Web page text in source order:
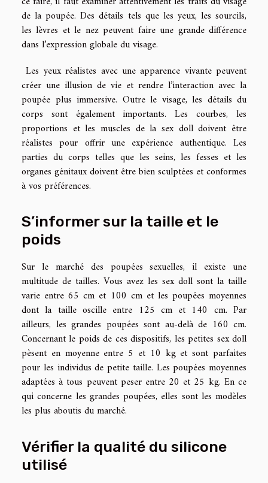
de la poupée. Des détails tels que les yeux, les sourcils,
les lèvres et le nez peuvent faire une grande différence
dans l’expression globale du visage.
Les yeux réalistes avec une apparence vivante peuvent
créer une illusion de vie et rendre l’interaction avec la
poupée plus immersive. Outre le visage, les détails du
corps sont également importants. Les courbes, les
proportions et les muscles de la sex doll doivent être
réalistes pour offrir une expérience authentique. Les
parties du corps telles que les seins, les fesses et les
organes génitaux doivent être bien sculptées et conformes
à vos préférences.
S’informer sur la taille et le
poids
Sur le marché des poupées sexuelles, il existe une
multitude de tailles. Vous avez les sex doll sont la taille
varie entre 65 cm et 100 cm et les poupées moyennes
dont la taille oscille entre 125 cm et 140 cm. Par
ailleurs, les grandes poupées sont au-delà de 160 cm.
Concernant le poids de ces dispositifs, les petites sex doll
pèsent en moyenne entre 5 et 10 kg et sont parfaites
pour les individus de petite taille. Les poupées moyennes
adaptées à tous peuvent peser entre 20 et 25 kg. En ce
qui concerne les grandes poupées, elles sont les modèles
les plus aboutis du marché.
Vérifier la qualité du silicone
utilisé